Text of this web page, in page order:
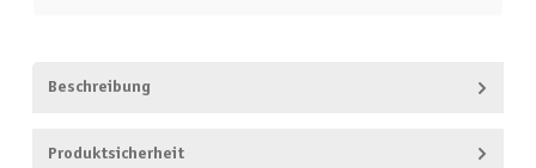
Beschreibung
Produktsicherheit